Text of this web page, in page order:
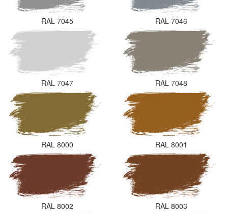
RAL 7045 RAL 7046
RAL 7047 RAL 7048
RAL 8000 RAL 8001
RAL 8002 RAL 8003